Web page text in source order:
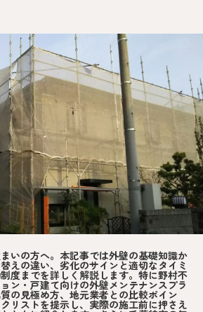
いの方へ。本記事では外壁の基礎知識か
えの違い、劣化のサインと適切なタイミ
度までを詳しく解説します。特に野村不
ン・戸建て向けの外壁メンテナンスプラ
の見極め方、地元業者との比較ポイン
リストを提示し、実際の施工前に押さえ